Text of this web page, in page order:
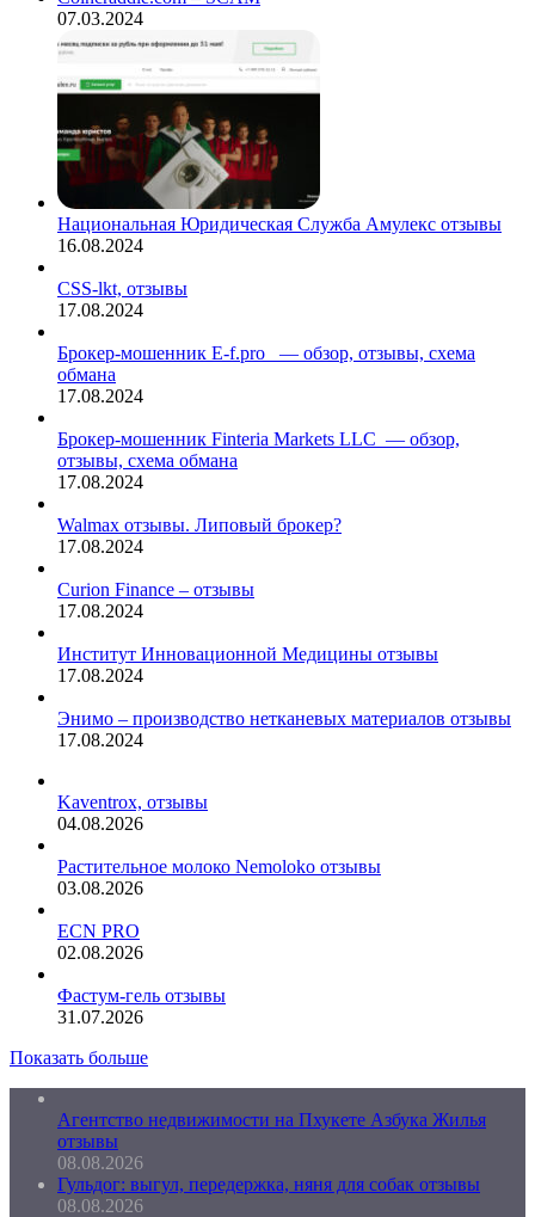
07.03.2024
Национальная Юридическая Служба Амулекс отзывы
16.08.2024
CSS-lkt, отзывы
17.08.2024
Брокер-мошенник E-f.pro — обзор, отзывы, схема
обмана
17.08.2024
Брокер-мошенник Finteria Markets LLC — обзор,
отзывы, схема обмана
17.08.2024
Walmax отзывы. Липовый брокер?
17.08.2024
Curion Finance – отзывы
17.08.2024
Институт Инновационной Медицины отзывы
17.08.2024
Энимо – производство нетканевых материалов отзывы
17.08.2024
Kaventrox, отзывы
04.08.2026
Растительное молоко Nemoloko отзывы
03.08.2026
ECN PRO
02.08.2026
Фастум-гель отзывы
31.07.2026
Показать больше
Агентство недвижимости на Пхукете Азбука Жилья
отзывы
08.08.2026
Гульдог: выгул, передержка, няня для собак отзывы
08.08.2026